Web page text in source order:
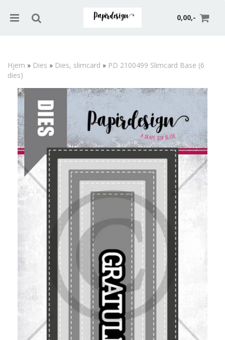
0,00,-
Hjem » Dies » Dies, slimcard » PD 2100499 Slimcard Base (6
dies)